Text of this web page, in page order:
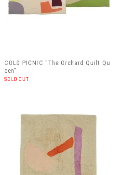
COLD PICNIC "The Orchard Quilt Qu
een"
SOLDOUT